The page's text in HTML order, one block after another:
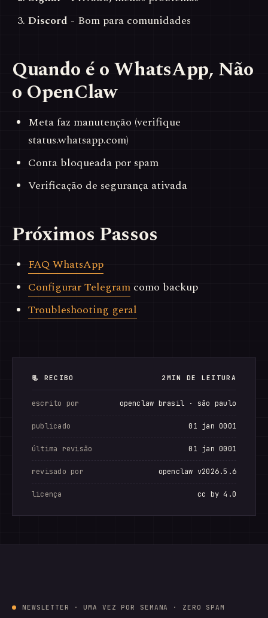
Discord - Bom para comunidades
Quando é o WhatsApp, Não
o OpenClaw
Meta faz manutenção (verifique
status.whatsapp.com)
Conta bloqueada por spam
Verificação de segurança ativada
Próximos Passos
FAQ WhatsApp
Configurar Telegram como backup
Troubleshooting geral
📃 RECIBO 2MIN DE LEITURA
escrito por openclaw brasil · são paulo
publicado 01 jan 0001
última revisão 01 jan 0001
revisado por openclaw v2026.5.6
licença cc by 4.0
NEWSLETTER · UMA VEZ POR SEMANA · ZERO SPAM